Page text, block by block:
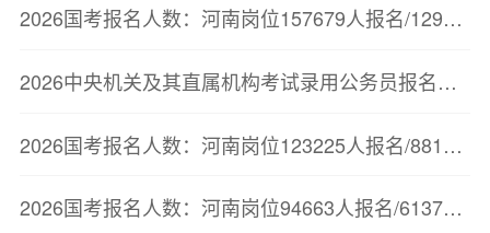
2026国考报名人数：河南岗位157679人报名/129726人审核通过【截至10月23日17:00】
2026中央机关及其直属机构考试录用公务员报名人数较少职位（截至10月23日11点）
2026国考报名人数：河南岗位123225人报名/88175人审核通过【截至10月22日17:00】
2026国考报名人数：河南岗位94663人报名/61378人审核通过【截至10月21日17:00】